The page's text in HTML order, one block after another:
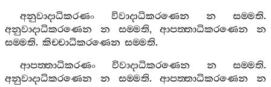
අනුවාදාධිකරණං විවාදාධිකරණෙන න සම‍්මති.
අනුවාදාධිකරණෙන
න සම‍්මති,ආපත‍්තාධිකරණෙන
න
සම‍්මති. කිච‍්චාධිකරණෙන සම‍්මති.
ආපත‍්තාධිකරණං
විවාදාධිකරණෙන න සම‍්මති.
අනුවාදාධිකරණෙන
න සම‍්මති.ආපත‍්තාධිකරණෙන
න